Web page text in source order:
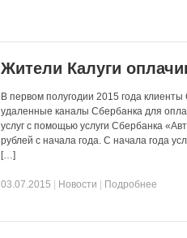
Жители Калуги
В первом полугодии 2015 года
удаленные каналы Сбербанка для
услуг с помощью услуги Сбербанка
рублей с начала года. С начала года
[…]
03.07.2015 Новости Подробнее